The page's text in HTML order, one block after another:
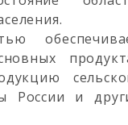
России и